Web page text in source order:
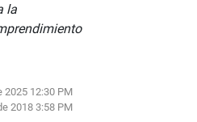
la
2025 12:30 PM
2018 3:58 PM